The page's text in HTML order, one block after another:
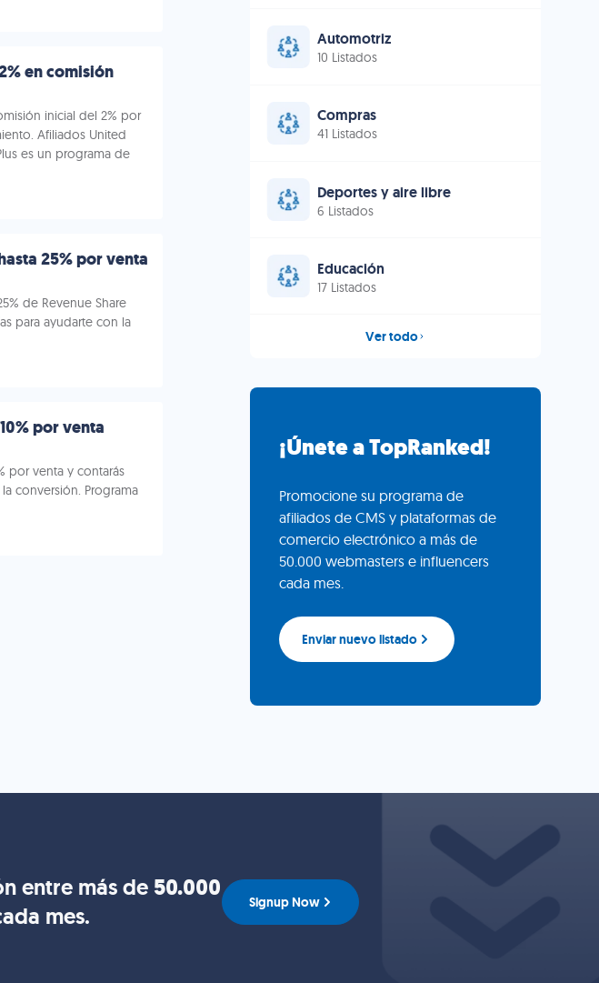
en comisión
inicial del 2% por
Afiliados United
es un programa de
25% por venta
de Revenue Share
para ayudarte con la
por venta
por venta y contarás
conversión. Programa
Automotriz
10 Listados
Compras
41 Listados
Deportes y aire libre
6 Listados
Educación
17 Listados
Ver todo
¡Únete a TopRanked!
Promocione su programa de
afiliados de CMS y plataformas de
comercio electrónico a más de
50.000 webmasters e influencers
cada mes.
Enviar nuevo listado
entre más de 50.000
mes. Signup Now